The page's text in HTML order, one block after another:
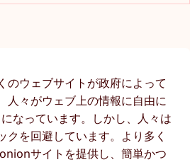
のウェブサイトが政府によって
人々がウェブ上の情報に自由に
なっています。しかし、人々は
クを回避しています。より多く
サイトを提供し、簡単かつ